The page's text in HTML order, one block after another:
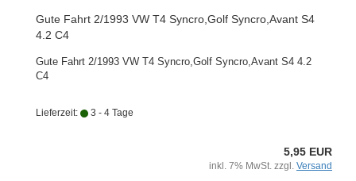
Gute Fahrt 2/1993 VW T4 Syncro,Golf Syncro,Avant S4
4.2 C4
Gute Fahrt 2/1993 VW T4 Syncro,Golf Syncro,Avant S4 4.2
C4
Lieferzeit: 3 - 4 Tage
5,95 EUR
inkl. 7% MwSt. zzgl. Versand